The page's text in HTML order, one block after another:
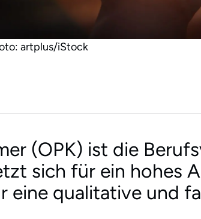
artplus/iStock
(OPK) ist die
sich für ein hohes
eine qualitative und